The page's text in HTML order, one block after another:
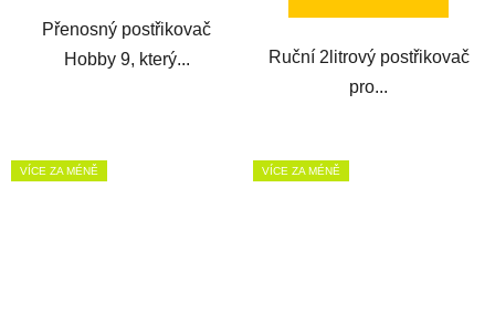
Přenosný postřikovač
Hobby 9, který...
Ruční 2litrový postřikovač
pro...
VÍCE ZA MÉNĚ VÍCE ZA MÉNĚ